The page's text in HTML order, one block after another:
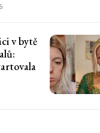
v bytě